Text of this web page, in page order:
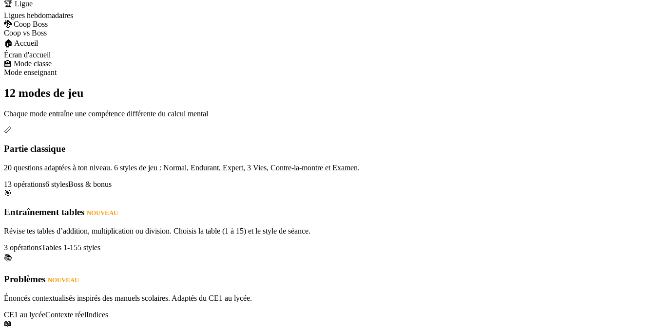
🏆 Ligue
Ligues hebdomadaires
🐉 Coop Boss
Coop vs Boss
🏠 Accueil
Écran d'accueil
🏫 Mode classe
Mode enseignant
12 modes de jeu
Chaque mode entraîne une compétence différente du calcul mental
📏
Partie classique
20 questions adaptées à ton niveau. 6 styles de jeu : Normal, Endurant, Expert, 3 Vies, Contre-la-montre et Examen.
13 opérations6 stylesBoss & bonus
🎯
Entraînement tables NOUVEAU
Révise tes tables d’addition, multiplication ou division. Choisis la table (1 à 15) et le style de séance.
3 opérationsTables 1-155 styles
📚
Problèmes NOUVEAU
Énoncés contextualisés inspirés des manuels scolaires. Adaptés du CE1 au lycée.
CE1 au lycéeContexte réelIndices
📖